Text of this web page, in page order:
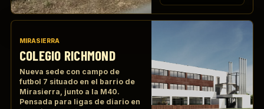
MIRASIERRA
COLEGIO RICHMOND
Nueva sede con campo de
futbol 7 situado en el barrio de
Mirasierra, junto a la M40.
Pensada para ligas de diario en